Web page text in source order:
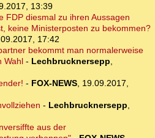
13:39
FDP diesmal zu ihren Aussagen
keine Ministerposten zu bekommen?
17:42
bekommt man normalerweise
Wahl - Lechbrucknersepp,
- FOX-NEWS, 19.09.2017,
- Lechbrucknersepp,
aus der